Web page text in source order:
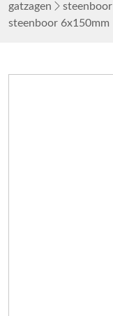
gatzagen
steenboor
steenboor 6x150mm